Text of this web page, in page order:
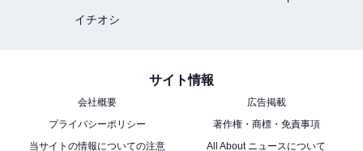
イチオシ
サイト情報
会社概要
広告掲載
プライバシーポリシー
著作権・商標・免責事項
当サイトの情報についての注意
All About ニュースについて